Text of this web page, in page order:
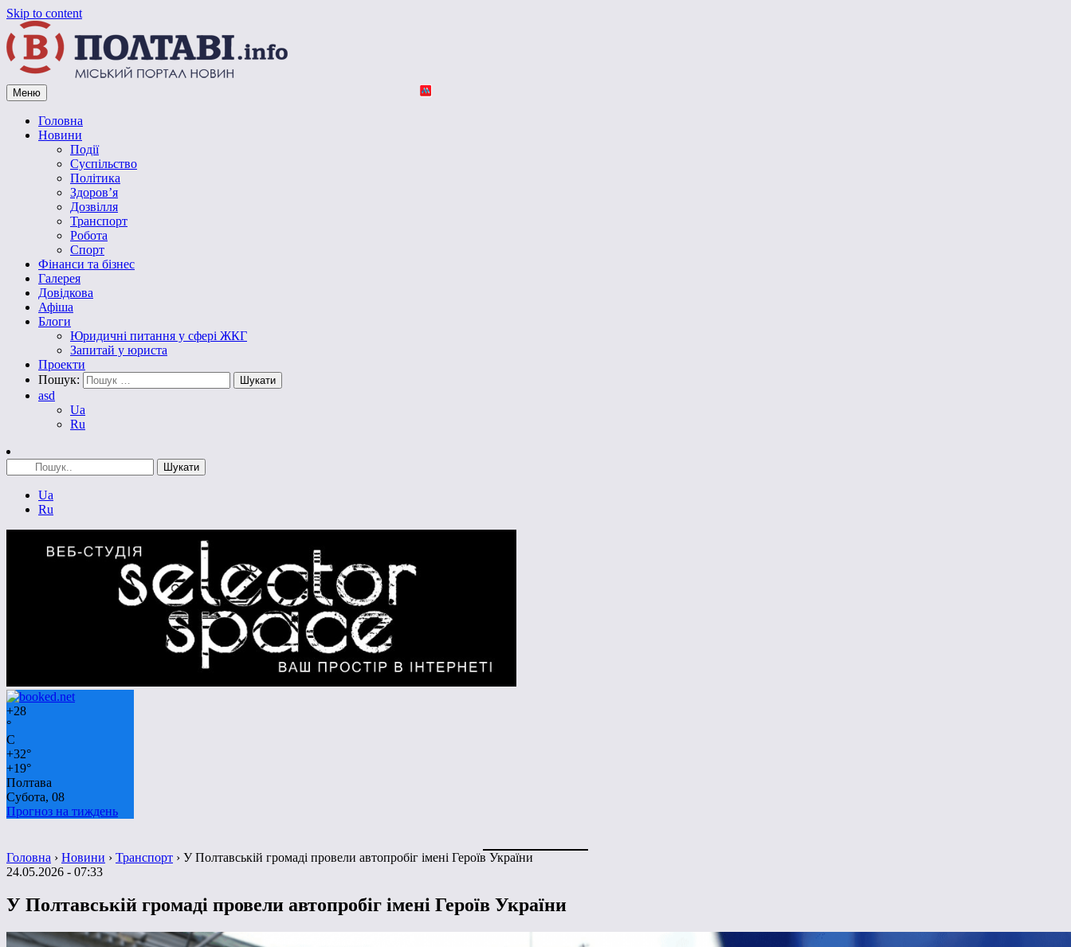
Skip to content
Vpoltave.info
Полтавський портал новин
Меню
Головна
Новини
Події
Суспільство
Політика
Здоров’я
Дозвілля
Транспорт
Робота
Спорт
Фінанси та бізнес
Галерея
Довідкова
Афіша
Блоги
Юридичні питання у сфері ЖКГ
Запитай у юриста
Проекти
Пошук:
asd
Ua
Ru
Ua
Ru
+28
°
C
+32°
+19°
Полтава
Субота, 08
Прогноз на тиждень
Головна › Новини › Транспорт › У Полтавській громаді провели автопробіг імені Героїв України
24.05.2026 - 07:33
У Полтавській громаді провели автопробіг імені Героїв України